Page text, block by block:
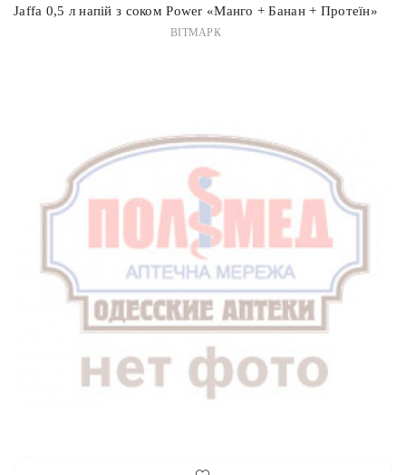
Jaffa 0,5 л напій з соком Power «Манго + Банан + Протеїн»
ВІТМАРК